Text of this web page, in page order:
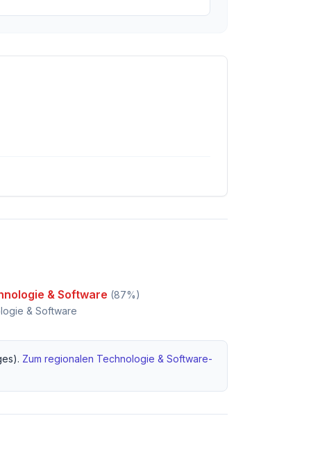
& Software (87%)
& Software
Zum regionalen Technologie & Software-